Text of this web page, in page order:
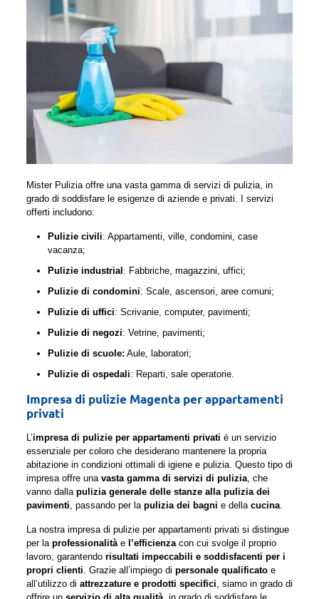
Mister Pulizia offre una vasta gamma di servizi di pulizia, in
grado di soddisfare le esigenze di aziende e privati. I servizi
offerti includono:
Pulizie civili: Appartamenti, ville, condomini, case
vacanza;
Pulizie industrial : Fabbriche, magazzini, uffici;
Pulizie di condomini: Scale, ascensori, aree comuni;
Pulizie di uffici: Scrivanie, computer, pavimenti;
Pulizie di negozi: Vetrine, pavimenti;
Pulizie di scuole: Aule, laboratori;
Pulizie di ospedali: Reparti, sale operatorie.
Impresa di pulizie Magenta per appartamenti
privati
L’impresa di pulizie per appartamenti privati è un servizio
essenziale per coloro che desiderano mantenere la propria
abitazione in condizioni ottimali di igiene e pulizia. Questo tipo di
impresa offre una vasta gamma di servizi di pulizia, che
vanno dalla pulizia generale delle stanze alla pulizia dei
pavimenti, passando per lapulizia dei bagni e della cucina.
La nostra impresa di pulizie per appartamenti privati si distingue
per la professionalitàe l’efficienzacon cui svolge il proprio
lavoro, garantendo risultati impeccabili e soddisfacenti per i
propri clienti. Grazie all’impiego di personale qualificatoe
all’utilizzo di attrezzature e prodotti specifici, siamo in grado di